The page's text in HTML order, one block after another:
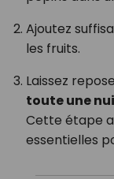
Ajoutez
les fruits.
Laissez
toute une
Cette étape
essentielles